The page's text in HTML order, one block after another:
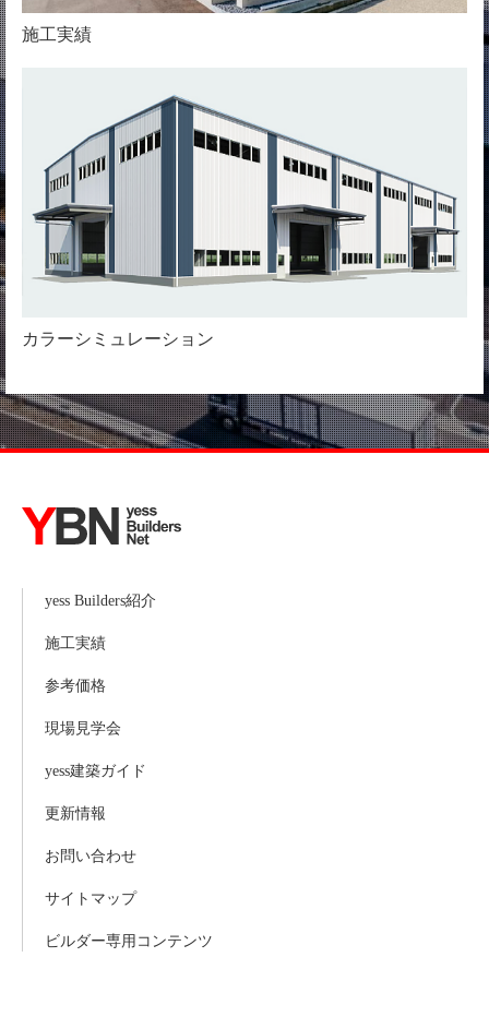
施工実績
カラーシミュレーション
yess Builders紹介
施工実績
参考価格
現場見学会
yess建築ガイド
更新情報
お問い合わせ
サイトマップ
ビルダー専用コンテンツ